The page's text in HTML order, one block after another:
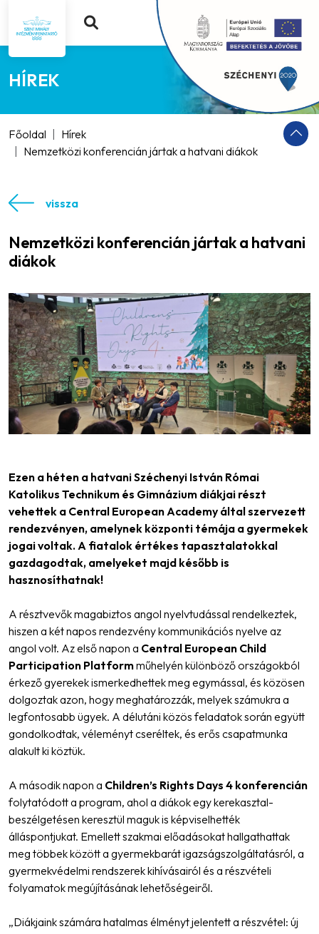
HÍREK
Főoldal
Hírek
Nemzetközi konferencián jártak a hatvani diákok
vissza
Nemzetközi konferencián jártak a hatvani
diákok
Ezen a héten a hatvani Széchenyi István Római
Katolikus Technikum és Gimnázium diákjai részt
vehettek a Central European Academy által szervezett
rendezvényen, amelynek központi témája a gyermekek
jogai voltak. A fiatalok értékes tapasztalatokkal
gazdagodtak, amelyeket majd később is
hasznosíthatnak!
A résztvevők magabiztos angol nyelvtudással rendelkeztek,
hiszen a két napos rendezvény kommunikációs nyelve az
angol volt. Az első napon a Central European Child
Participation Platformműhelyén különböző országokból
érkező gyerekek ismerkedhettek meg egymással, és közösen
dolgoztak azon, hogy meghatározzák, melyek számukra a
legfontosabb ügyek. A délutáni közös feladatok során együtt
gondolkodtak, véleményt cseréltek, és erős csapatmunka
alakult ki köztük.
A második napon a Children’s Rights Days 4 konferencián
folytatódott a program, ahol a diákok egy kerekasztal-
beszélgetésen keresztül maguk is képviselhették
álláspontjukat. Emellett szakmai előadásokat hallgathattak
meg többek között a gyermekbarát igazságszolgáltatásról, a
gyermekvédelmi rendszerek kihívásairól és a részvételi
folyamatok megújításának lehetőségeiről.
„Diákjaink számára hatalmas élményt jelentett a részvétel: új